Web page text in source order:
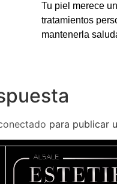
Tu piel merece
tratamientos
mantenerla
para publicar